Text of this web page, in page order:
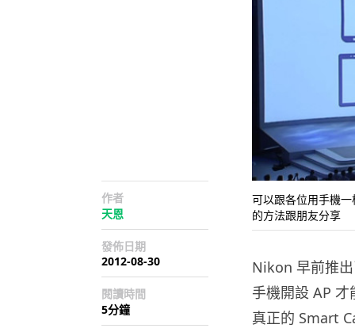
作者
天恩
發佈日期
2012-08-30
閱讀時間
5分鐘
可以跟各位用手機
的方法跟朋友分享
Nikon 早前推
手機開設 AP
真正的 Smart